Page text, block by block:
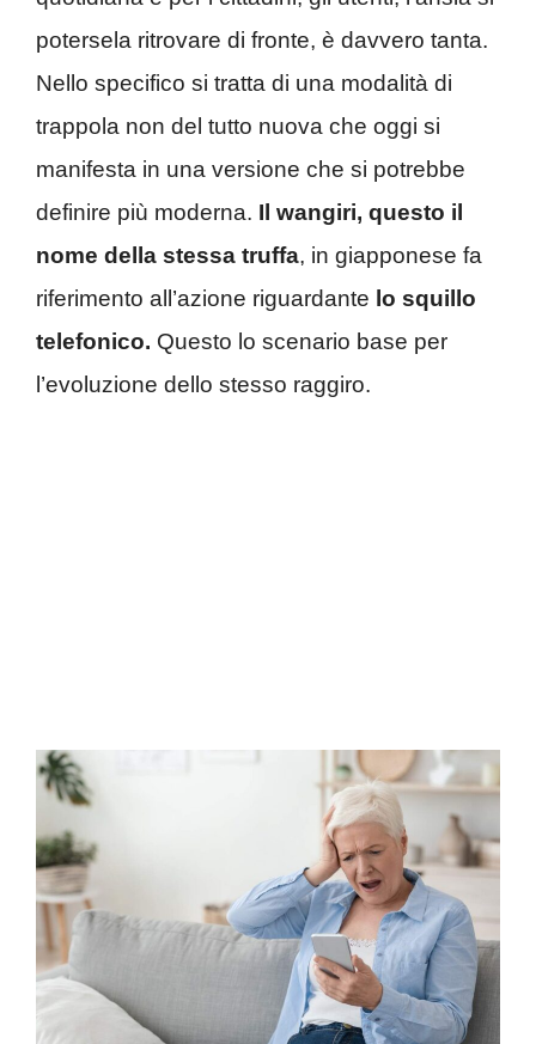
potersela ritrovare di fronte, è davvero tanta.
Nello specifico si tratta di una modalità di
trappola non del tutto nuova che oggi si
manifesta in una versione che si potrebbe
definire più moderna. Il wangiri, questo il
nome della stessa truffa, in giapponese fa
riferimento all’azione riguardante lo squillo
telefonico. Questo lo scenario base per
l’evoluzione dello stesso raggiro.